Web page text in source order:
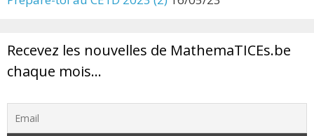
Recevez les nouvelles de MathemaTICEs.be
chaque mois…